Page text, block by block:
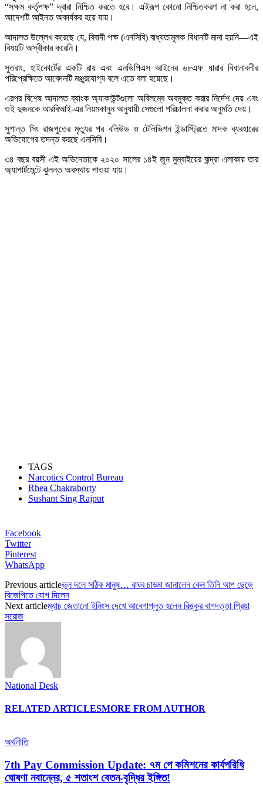
“সক্ষম কর্তৃপক্ষ” দ্বারা নিশ্চিত করতে হবে।এইরূপ কোনো নিশ্চিতকরণ না করা হলে,
আদেশটি আইনত অকার্যকর হয়ে যায়।
আদালত উল্লেখ করেছে যে, বিবাদী পক্ষ (এনসিবি) বাধ্যতামূলক বিধানটি মানা হয়নি—এই
বিষয়টি অস্বীকার করেনি।
সুতরাং, হাইকোর্টের একটি রায় এবং এনডিপিএস আইনের ৬৮এফ ধারার বিধানাবলীর
পরিপ্রেক্ষিতে আবেদনটি মঞ্জুরযোগ্য বলে এতে বলা হয়েছে।
এরপর বিশেষ আদালত ব্যাংক অ্যাকাউন্টগুলো অবিলম্বে অবমুক্ত করার নির্দেশ দেয় এবং
ওই দুজনকে আরবিআই-এর নিয়মকানুন অনুযায়ী সেগুলো পরিচালনা করার অনুমতি দেয়।
সুশান্ত সিং রাজপুতের মৃত্যুর পর বলিউড ও টেলিভিশন ইন্ডাস্ট্রিতে মাদক ব্যবহারের
অভিযোগের তদন্ত করছে এনসিবি।
৩৪ বছর বয়সী এই অভিনেতাকে ২০২০ সালের ১৪ই জুন মুম্বাইয়ের বান্দ্রা এলাকায় তার
অ্যাপার্টমেন্টে ঝুলন্ত অবস্থায় পাওয়া যায়।
TAGS
Narcotics Control Bureau
Rhea Chakraborty
Sushant Sing Rajput
Facebook
Twitter
Pinterest
WhatsApp
Previous articleভুল দলে সঠিক মানুষ… রাঘব চাড্ডা জানালেন কেন তিনি আপ ছেড়ে
বিজেপিতে যোগ দিলেন
Next articleম্যাচ জেতানো ইনিংস দেখে আবেগাপ্লুত হলেন রিঙ্কুর বাগদত্তা প্রিয়া
সরোজ
National Desk
RELATED ARTICLESMORE FROM AUTHOR
অর্থনীতি
7th Pay Commission Update: ৭ম পে কমিশনের কার্যপরিধি
ঘোষণা নবান্নের, ৫ শতাংশ বেতন-বৃদ্ধির ইঙ্গিত!